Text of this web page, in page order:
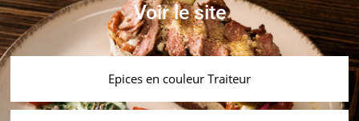
Epices en couleur Traiteur
Voir le site